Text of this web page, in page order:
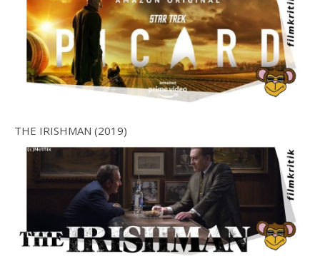
THE IRISHMAN (2019)